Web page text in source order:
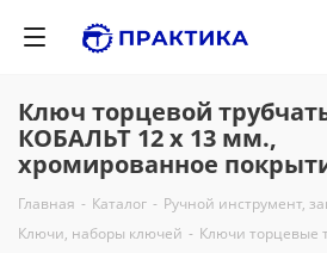
Ключ торцевой
КОБАЛЬТ 12 х 13 мм.,
хромированное
Главная - Каталог - Ручной инструмент,
Ключи, наборы ключей - Ключи торцевые